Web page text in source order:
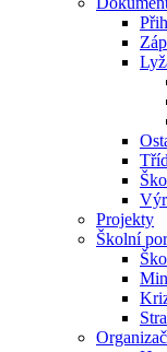
Projekty
Školní